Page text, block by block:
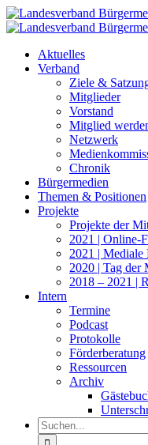
Zum
Inhalt
Aktuelles
Verband
Ziele &
Mitglieder
Vorstand
Mitglied
Netzwerk
Chronik
Bürgermedien
Themen & Positionen
Projekte
Projekte der
2021 | Online-
2021 | Mediale
2020 | Tag der
2018 – 2021 |
Intern
Termine
Podcast
Protokolle
Förderberatung
Ressourcen
Archiv
Suche
nach: